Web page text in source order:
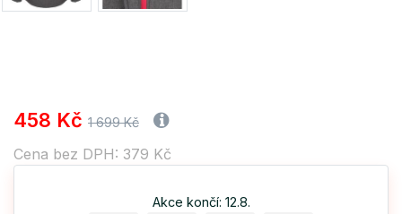
458 Kč 1 699 Kč
Cena bez DPH: 379 Kč
Akce končí: 12.8.